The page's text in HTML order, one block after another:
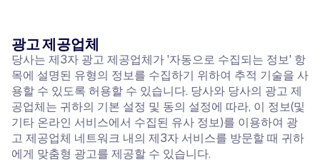
광고 제공업체
당사는 제3자 광고 제공업체가 '자동으로 수집되는 정보' 항
목에 설명된 유형의 정보를 수집하기 위하여 추적 기술을 사
용할 수 있도록 허용할 수 있습니다. 당사와 당사의 광고 제
공업체는 귀하의 기본 설정 및 동의 설정에 따라, 이 정보(및
기타 온라인 서비스에서 수집된 유사 정보)를 이용하여 광
고 제공업체 네트워크 내의 제3자 서비스를 방문할 때 귀하
에게 맞춤형 광고를 제공할 수 있습니다.